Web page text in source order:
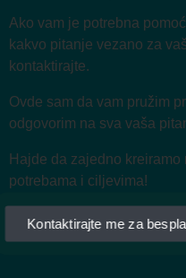
Ako vam je potrebna
kakvo pitanje vezano za
kontaktirajte.
Ovde sam da vam pružim
odgovorim na sva vaša
Hajde da zajedno
potrebama i ciljevima!
Kontaktirajte me za